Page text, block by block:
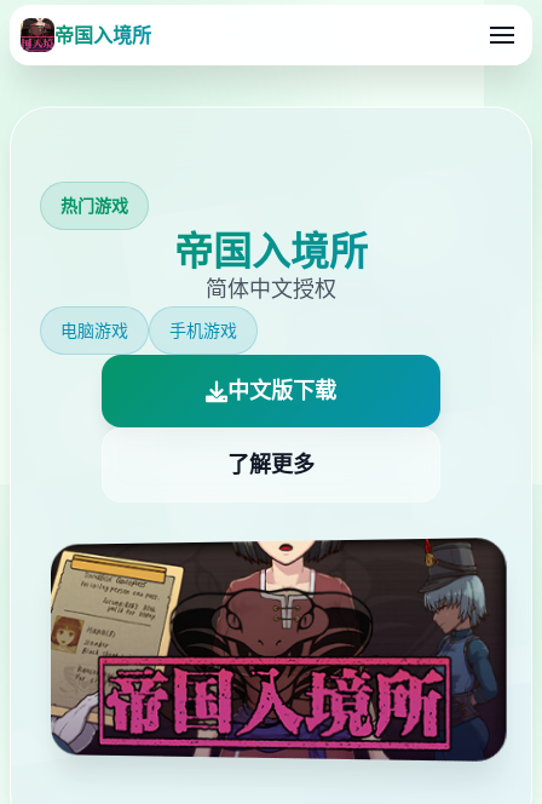
帝国入境所
热门游戏
帝国入境所
简体中文授权
电脑游戏 手机游戏
中文版下载
了解更多